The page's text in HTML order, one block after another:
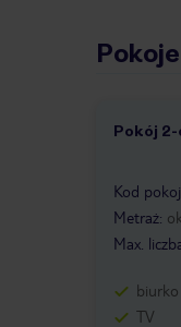
Pokoje
Pokój
1 / 6
Kod
Metraż:
Max.
biurko
TV